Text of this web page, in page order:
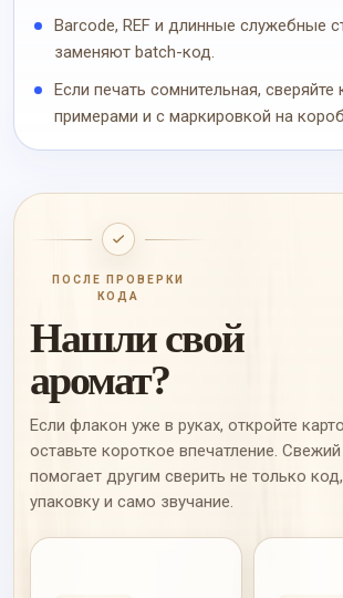
Barcode, REF и длинные служебные
заменяют batch-код.
Если печать сомнительная, сверяйте
примерами и с маркировкой на
ПОСЛЕ ПРОВЕРКИ
КОДА
Нашли свой
аромат?
Если флакон уже в руках, откройте
оставьте короткое впечатление.
помогает другим сверить не только
упаковку и само звучание.